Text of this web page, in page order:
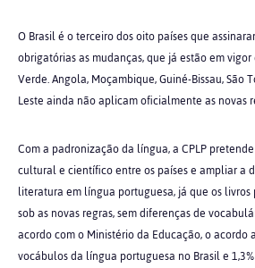
O Brasil é o terceiro dos oito países que
obrigatórias as mudanças, que já estão em
Verde. Angola, Moçambique, Guiné-Bissau, São
Leste ainda não aplicam oficialmente as novas
Com a padronização da língua, a CPLP
cultural e científico entre os países e ampliar a
literatura em língua portuguesa, já que os livros
sob as novas regras, sem diferenças de
acordo com o Ministério da Educação, o acordo
vocábulos da língua portuguesa no Brasil e